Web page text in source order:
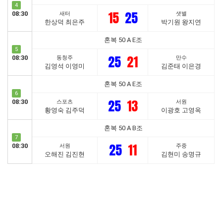
4
08:30 새터
한상덕 최은주 15 25 샛별
박기원 왕지연
5
08:30
혼복 50 A E조
동청주
김영석 이영미 25 21 만수
김준태 이은경
6
08:30
혼복 50 A E조
스포츠
황영숙 김주덕 25 13 서원
이광호 고영옥
7
08:30
혼복 50 A B조
서원
오해진 김진현 25 11 주중
김현미 송명규